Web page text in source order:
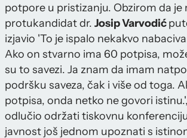
potpore u pristizanju. Obzirom da je
protukandidat dr. Josip Varvodić
izjavio 'To je ispalo nekakvo
Ako on stvarno ima 60 potpisa,
su to savezi. Ja znam da imam
podršku saveza, čak i više od toga.
potpisa, onda netko ne govori
odlučio održati tiskovnu
javnost još jednom upoznati s